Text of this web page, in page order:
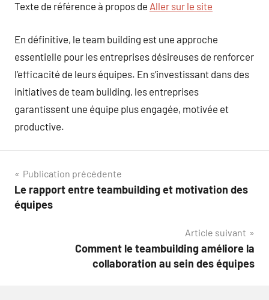
Texte de référence à propos de Aller sur le site
En définitive, le team building est une approche
essentielle pour les entreprises désireuses de renforcer
l’efficacité de leurs équipes. En s’investissant dans des
initiatives de team building, les entreprises
garantissent une équipe plus engagée, motivée et
productive.
Navigation
de
Publication précédente
Le rapport entre teambuilding et motivation des
équipes
Article suivant
Comment le teambuilding améliore la
collaboration au sein des équipes